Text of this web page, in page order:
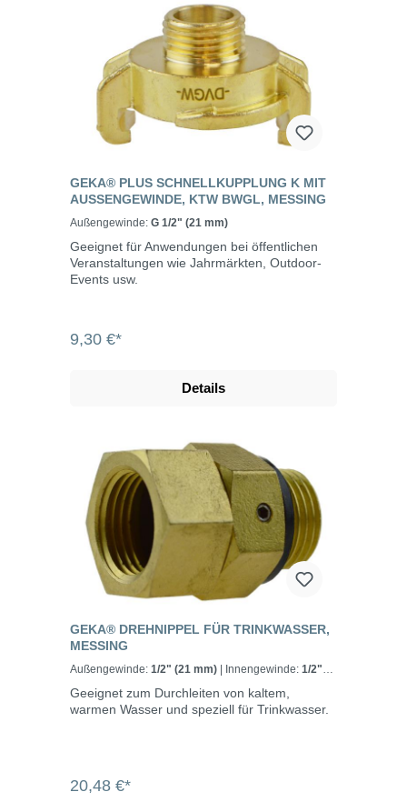
GEKA® PLUS SCHNELLKUPPLUNG K MIT
AUSSENGEWINDE, KTW BWGL, MESSING
Außengewinde: G 1/2" (21 mm)
Geeignet für Anwendungen bei öffentlichen
Veranstaltungen wie Jahrmärkten, Outdoor-
Events usw.
9,30 €*
Details
GEKA® DREHNIPPEL FÜR TRINKWASSER,
MESSING
Außengewinde: 1/2" (21 mm) | Innengewinde: 1/2"
Geeignet zum Durchleiten von kaltem,
warmen Wasser und speziell für Trinkwasser.
20,48 €*